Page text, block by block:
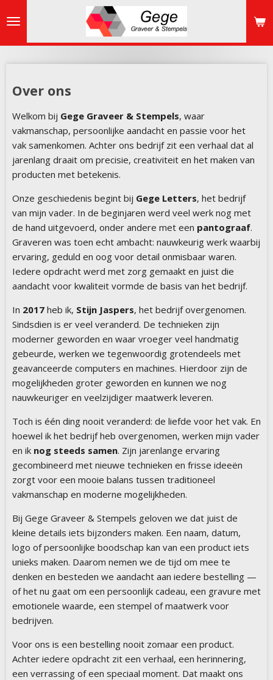
direct
Over ons
Welkom bij Gege Graveer & Stempels, waar
vakmanschap, persoonlijke aandacht en passie voor het
vak samenkomen. Achter ons bedrijf zit een verhaal dat al
jarenlang draait om precisie, creativiteit en het maken van
producten met betekenis.
Onze geschiedenis begint bij Gege Letters, het bedrijf
van mijn vader. In de beginjaren werd veel werk nog met
de hand uitgevoerd, onder andere met een pantograaf.
Graveren was toen echt ambacht: nauwkeurig werk waarbij
ervaring, geduld en oog voor detail onmisbaar waren.
Iedere opdracht werd met zorg gemaakt en juist die
aandacht voor kwaliteit vormde de basis van het bedrijf.
In 2017 heb ik, Stijn Jaspers, het bedrijf overgenomen.
Sindsdien is er veel veranderd. De technieken zijn
moderner geworden en waar vroeger veel handmatig
gebeurde, werken we tegenwoordig grotendeels met
geavanceerde computers en machines. Hierdoor zijn de
mogelijkheden groter geworden en kunnen we nog
nauwkeuriger en veelzijdiger maatwerk leveren.
Toch is één ding nooit veranderd: de liefde voor het vak. En
hoewel ik het bedrijf heb overgenomen, werken mijn vader
en ik nog steeds samen. Zijn jarenlange ervaring
gecombineerd met nieuwe technieken en frisse ideeën
zorgt voor een mooie balans tussen traditioneel
vakmanschap en moderne mogelijkheden.
Bij Gege Graveer & Stempels geloven we dat juist de
kleine details iets bijzonders maken. Een naam, datum,
logo of persoonlijke boodschap kan van een product iets
unieks maken. Daarom nemen we de tijd om mee te
denken en besteden we aandacht aan iedere bestelling —
of het nu gaat om een persoonlijk cadeau, een gravure met
emotionele waarde, een stempel of maatwerk voor
bedrijven.
Voor ons is een bestelling nooit zomaar een product.
Achter iedere opdracht zit een verhaal, een herinnering,
een verrassing of een speciaal moment. Dat maakt ons